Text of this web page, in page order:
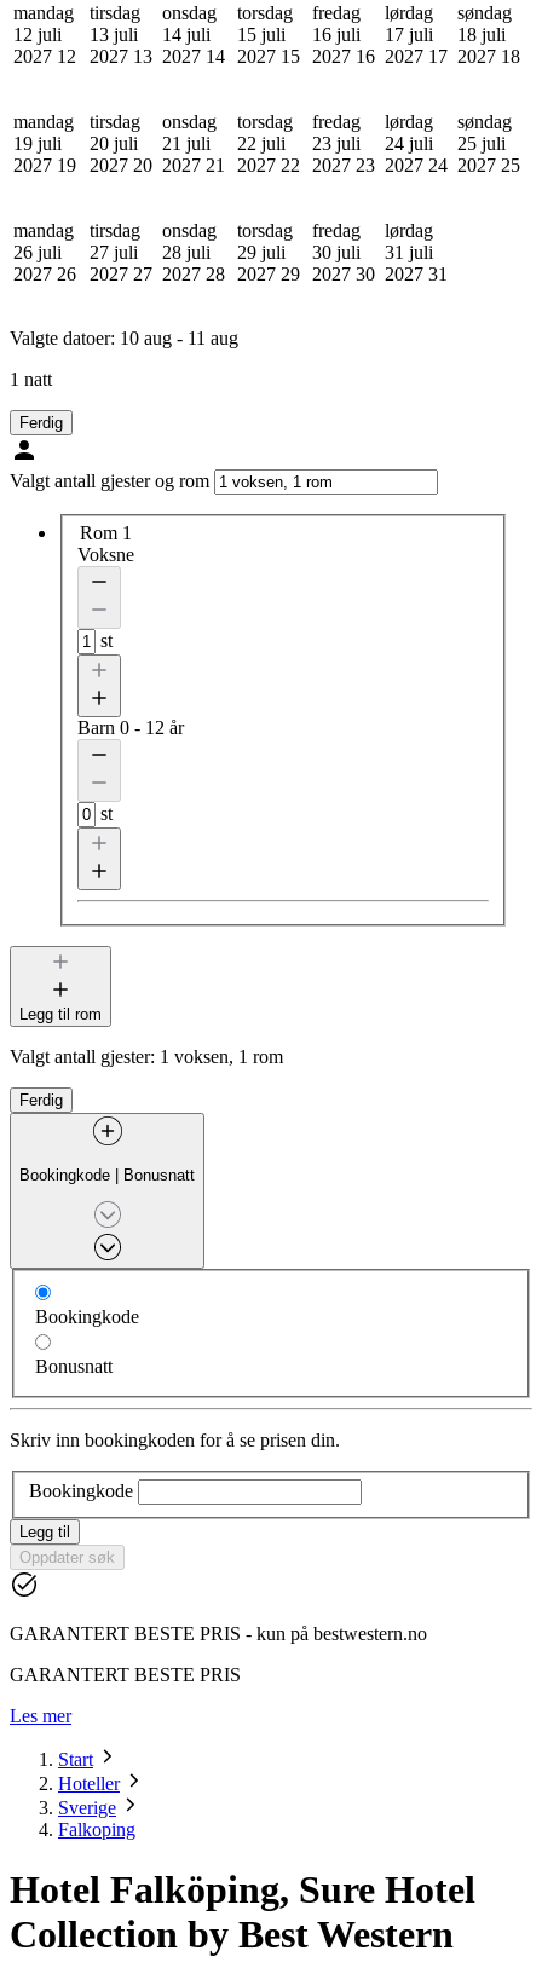
mandag
12 juli
2027 12
tirsdag
13 juli
2027 13
onsdag
14 juli
2027 14
torsdag
15 juli
2027 15
fredag
16 juli
2027 16
lørdag
17 juli
2027 17
søndag
18 juli
2027 18
mandag
19 juli
2027 19
tirsdag
20 juli
2027 20
onsdag
21 juli
2027 21
torsdag
22 juli
2027 22
fredag
23 juli
2027 23
lørdag
24 juli
2027 24
søndag
25 juli
2027 25
mandag
26 juli
2027 26
tirsdag
27 juli
2027 27
onsdag
28 juli
2027 28
torsdag
29 juli
2027 29
fredag
30 juli
2027 30
lørdag
31 juli
2027 31
Valgte datoer: 10 aug - 11 aug
1 natt
Ferdig
Valgt antall gjester og rom
Rom 1
Voksne
st
Barn 0 - 12 år
st
Legg til rom
Valgt antall gjester: 1 voksen, 1 rom
Ferdig
Bookingkode | Bonusnatt
Bookingkode
Bonusnatt
Skriv inn bookingkoden for å se prisen din.
Bookingkode
Legg til
Oppdater søk
GARANTERT BESTE PRIS - kun på bestwestern.no
GARANTERT BESTE PRIS
Les mer
Start
Hoteller
Sverige
Falkoping
Hotel Falköping, Sure Hotel
Collection by Best Western